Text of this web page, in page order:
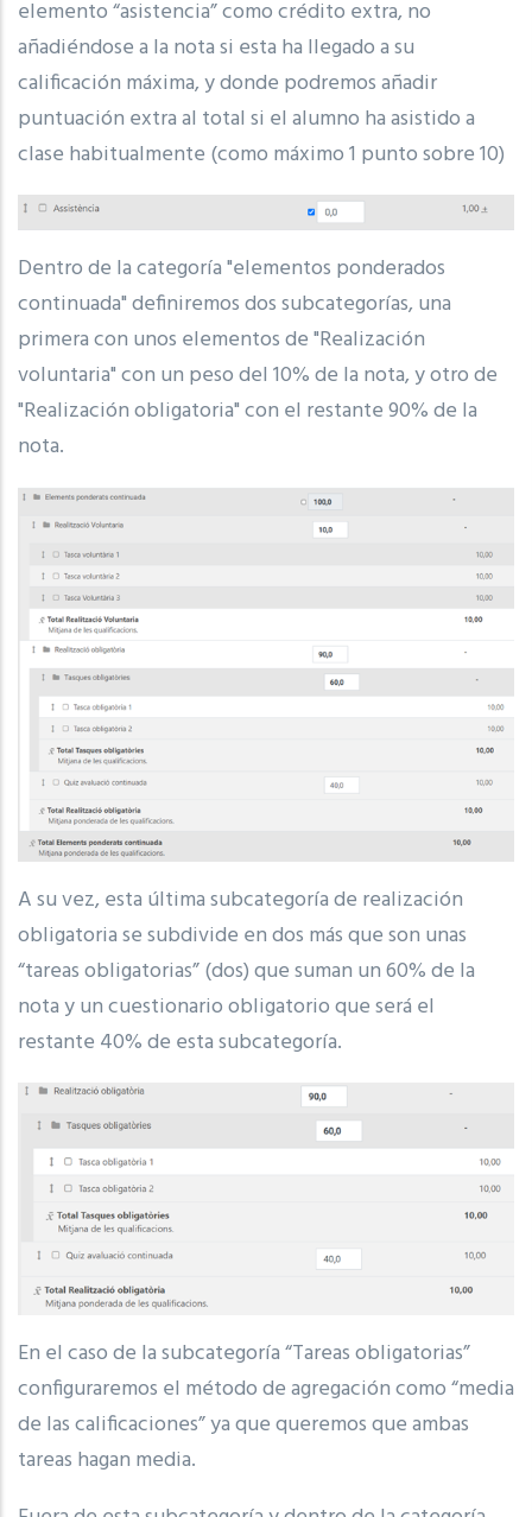
elemento “asistencia” como crédito extra, no
añadiéndose a la nota si esta ha llegado a su
calificación máxima, y donde podremos añadir
puntuación extra al total si el alumno ha asistido a
clase habitualmente (como máximo 1 punto sobre 10)
Dentro de la categoría "elementos ponderados
continuada" definiremos dos subcategorías, una
primera con unos elementos de "Realización
voluntaria" con un peso del 10% de la nota, y otro de
"Realización obligatoria" con el restante 90% de la
nota.
A su vez, esta última subcategoría de realización
obligatoria se subdivide en dos más que son unas
“tareas obligatorias” (dos) que suman un 60% de la
nota y un cuestionario obligatorio que será el
restante 40% de esta subcategoría.
En el caso de la subcategoría “Tareas obligatorias”
configuraremos el método de agregación como “media
de las calificaciones” ya que queremos que ambas
tareas hagan media.